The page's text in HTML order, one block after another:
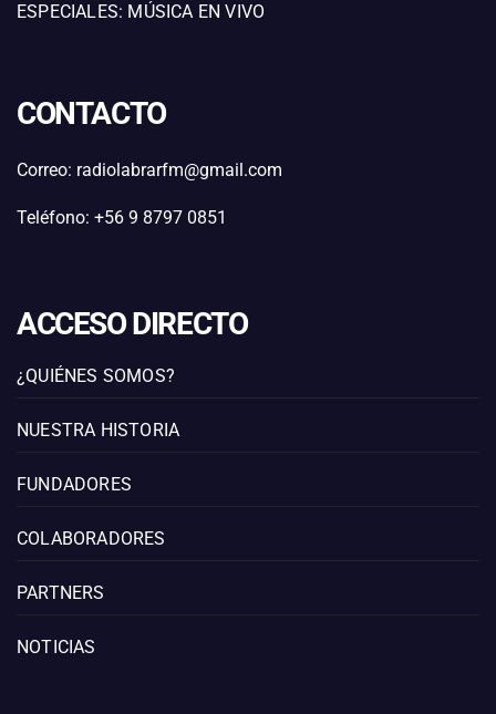
ESPECIALES: MÚSICA EN VIVO
CONTACTO
Correo: radiolabrarfm@gmail.com
Teléfono: +56 9 8797 0851
ACCESO DIRECTO
¿QUIÉNES SOMOS?
NUESTRA HISTORIA
FUNDADORES
COLABORADORES
PARTNERS
NOTICIAS